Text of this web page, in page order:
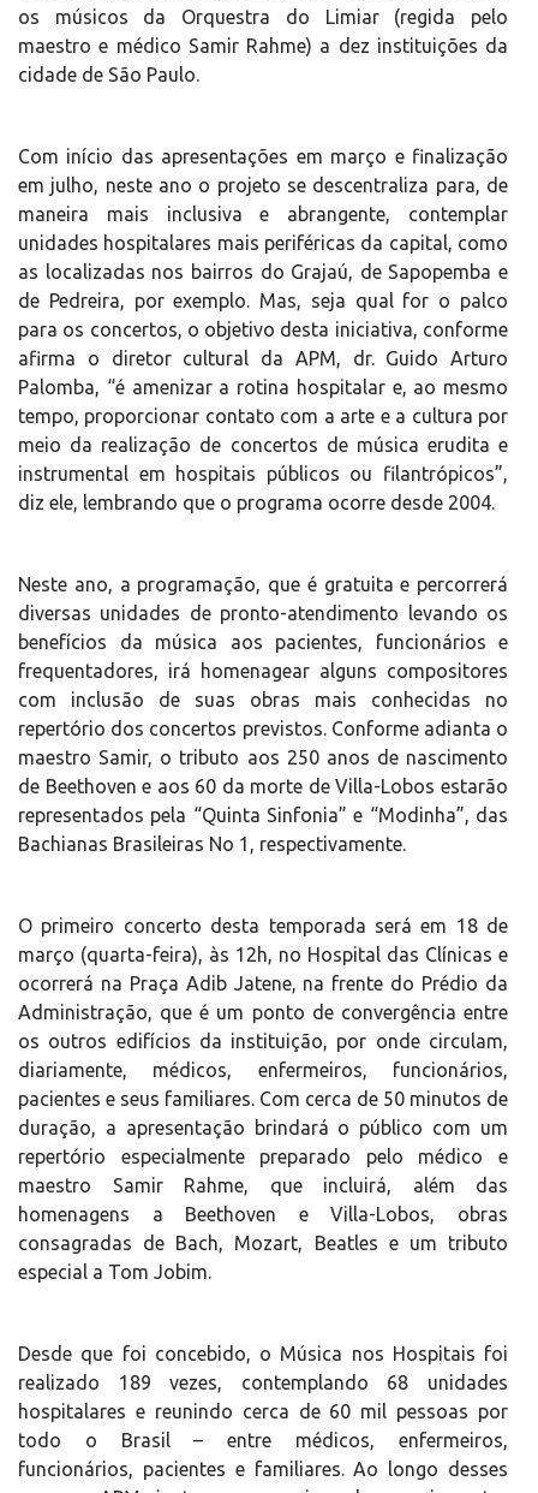
os músicos da Orquestra do Limiar (regida pelo
maestro e médico Samir Rahme) a dez instituições da
cidade de São Paulo.
Com início das apresentações em março e finalização
em julho, neste ano o projeto se descentraliza para, de
maneira mais inclusiva e abrangente, contemplar
unidades hospitalares mais periféricas da capital, como
as localizadas nos bairros do Grajaú, de Sapopemba e
de Pedreira, por exemplo. Mas, seja qual for o palco
para os concertos, o objetivo desta iniciativa, conforme
afirma o diretor cultural da APM, dr. Guido Arturo
Palomba, “é amenizar a rotina hospitalar e, ao mesmo
tempo, proporcionar contato com a arte e a cultura por
meio da realização de concertos de música erudita e
instrumental em hospitais públicos ou filantrópicos”,
diz ele, lembrando que o programa ocorre desde 2004.
Neste ano, a programação, que é gratuita e percorrerá
diversas unidades de pronto-atendimento levando os
benefícios da música aos pacientes, funcionários e
frequentadores, irá homenagear alguns compositores
com inclusão de suas obras mais conhecidas no
repertório dos concertos previstos. Conforme adianta o
maestro Samir, o tributo aos 250 anos de nascimento
de Beethoven e aos 60 da morte de Villa-Lobos estarão
representados pela “Quinta Sinfonia” e “Modinha”, das
Bachianas Brasileiras No 1, respectivamente.
O primeiro concerto desta temporada será em 18 de
março (quarta-feira), às 12h, no Hospital das Clínicas e
ocorrerá na Praça Adib Jatene, na frente do Prédio da
Administração, que é um ponto de convergência entre
os outros edifícios da instituição, por onde circulam,
diariamente, médicos, enfermeiros, funcionários,
pacientes e seus familiares. Com cerca de 50 minutos de
duração, a apresentação brindará o público com um
repertório especialmente preparado pelo médico e
maestro Samir Rahme, que incluirá, além das
homenagens a Beethoven e Villa-Lobos, obras
consagradas de Bach, Mozart, Beatles e um tributo
especial a Tom Jobim.
Desde que foi concebido, o Música nos Hospitais foi
realizado 189 vezes, contemplando 68 unidades
hospitalares e reunindo cerca de 60 mil pessoas por
todo o Brasil – entre médicos, enfermeiros,
funcionários, pacientes e familiares. Ao longo desses